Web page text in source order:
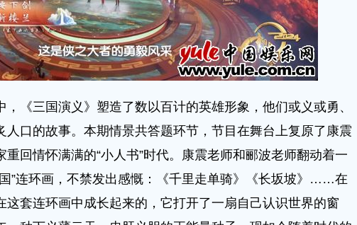
三国演义》塑造了数以百计的英雄形象，他们或义或勇、
人口的故事。本期情景共答题环节，节目在舞台上复原了康震
回情怀满满的“小人书”时代。康震老师和郦波老师翻动着一
”连环画，不禁发出感慨：《千里走单骑》《长坂坡》……在
这套连环画中成长起来的，它打开了一扇自己认识世界的窗